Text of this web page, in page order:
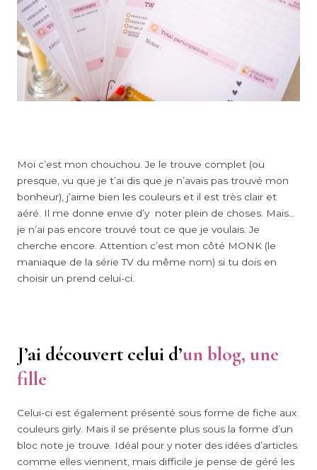
Moi c’est mon chouchou. Je le trouve complet (ou
presque, vu que je t’ai dis que je n’avais pas trouvé mon
bonheur), j’aime bien les couleurs et il est très clair et
aéré. Il me donne envie d’y noter plein de choses. Mais…
je n’ai pas encore trouvé tout ce que je voulais. Je
cherche encore. Attention c’est mon côté MONK (le
maniaque de la série TV du même nom) si tu dois en
choisir un prend celui-ci.
J’ai découvert celui d’un blog, une
fille
Celui-ci est également présenté sous forme de fiche aux
couleurs girly. Mais il se présente plus sous la forme d’un
bloc note je trouve. Idéal pour y noter des idées d’articles
comme elles viennent, mais difficile je pense de géré les